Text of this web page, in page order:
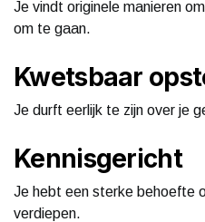
Je vindt originele manieren
om te gaan.
Kwetsbaar
Je durft eerlijk te zijn over je
Kennisgericht
Je hebt een sterke behoefte
verdiepen.